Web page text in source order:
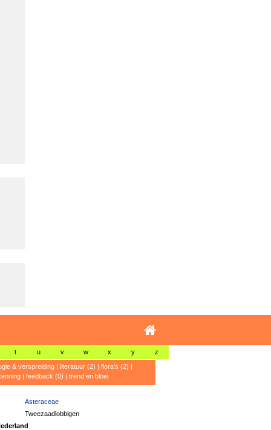
t u v w x y z
& verspreiding| literatuur (2) | flora's (2) |
| feedback (0) | trend en bloei
Asteraceae
Tweezaadlobbigen